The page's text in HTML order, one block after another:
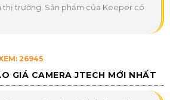
thị trường. Sản phẩm của Keeper có
26945
GIÁ CAMERA JTECH MỚI NHẤT